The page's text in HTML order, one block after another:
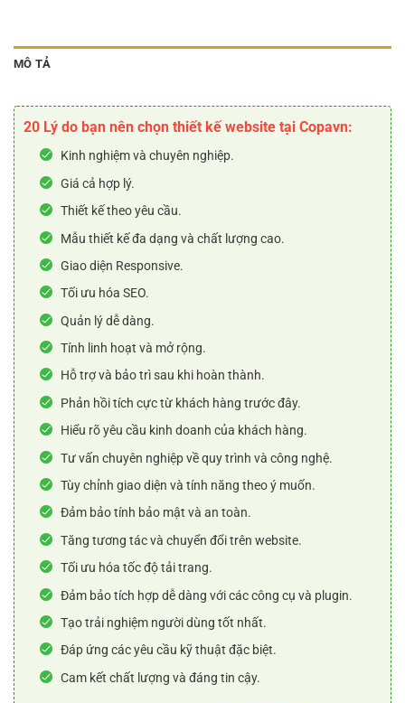
MÔ TẢ
20 Lý do bạn nên chọn thiết kế website tại Copavn:
Kinh nghiệm và chuyên nghiệp.
Giá cả hợp lý.
Thiết kế theo yêu cầu.
Mẫu thiết kế đa dạng và chất lượng cao.
Giao diện Responsive.
Tối ưu hóa SEO.
Quản lý dễ dàng.
Tính linh hoạt và mở rộng.
Hỗ trợ và bảo trì sau khi hoàn thành.
Phản hồi tích cực từ khách hàng trước đây.
Hiểu rõ yêu cầu kinh doanh của khách hàng.
Tư vấn chuyên nghiệp về quy trình và công nghệ.
Tùy chỉnh giao diện và tính năng theo ý muốn.
Đảm bảo tính bảo mật và an toàn.
Tăng tương tác và chuyển đổi trên website.
Tối ưu hóa tốc độ tải trang.
Đảm bảo tích hợp dễ dàng với các công cụ và plugin.
Tạo trải nghiệm người dùng tốt nhất.
Đáp ứng các yêu cầu kỹ thuật đặc biệt.
Cam kết chất lượng và đáng tin cậy.